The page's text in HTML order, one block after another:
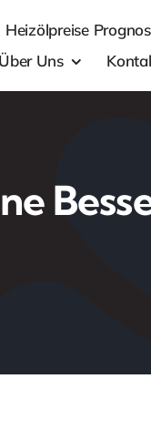
Heizölpreise
Über Uns